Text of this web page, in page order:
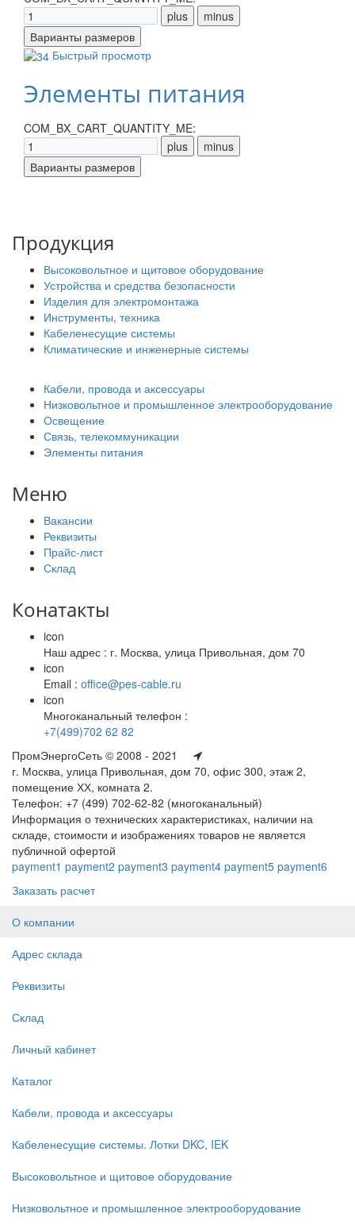
Быстрый просмотр
Элементы питания
COM_BX_CART_QUANTITY_ME:
Продукция
Высоковольтное и щитовое оборудование
Устройства и средства безопасности
Изделия для электромонтажа
Инструменты, техника
Кабеленесущие системы
Климатические и инженерные системы
Кабели, провода и аксессуары
Низковольтное и промышленное электрооборудование
Освещение
Связь, телекоммуникации
Элементы питания
Меню
Вакансии
Реквизиты
Прайс-лист
Склад
Конатакты
icon
Наш адрес : г. Москва, улица Привольная, дом 70
icon
Email : office@pes-cable.ru
icon
Многоканальный телефон :
+7(499)702 62 82
ПромЭнергоСеть © 2008 - 2021
г. Москва, улица Привольная, дом 70, офис 300, этаж 2,
помещение ХХ, комната 2.
Телефон: +7 (499) 702-62-82 (многоканальный)
Информация о технических характеристиках, наличии на
складе, стоимости и изображениях товаров не является
публичной офертой
payment1 payment2 payment3 payment4 payment5 payment6
Заказать расчет
О компании
Адрес склада
Реквизиты
Склад
Личный кабинет
Каталог
Кабели, провода и аксессуары
Кабеленесущие системы. Лотки DKC, IEK
Высоковольтное и щитовое оборудование
Низковольтное и промышленное электрооборудование